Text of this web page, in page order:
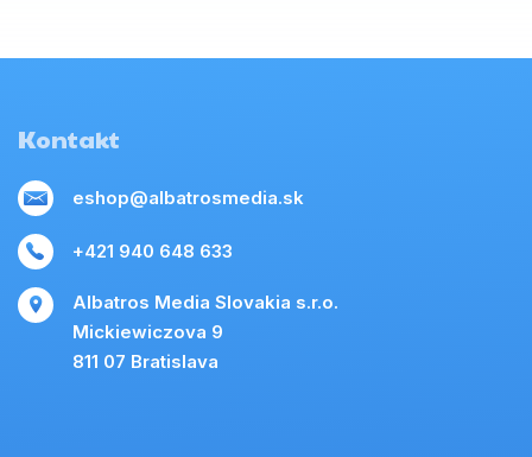
Kontakt
eshop@albatrosmedia.sk
+421 940 648 633
Albatros Media Slovakia s.r.o.
Mickiewiczova 9
811 07 Bratislava